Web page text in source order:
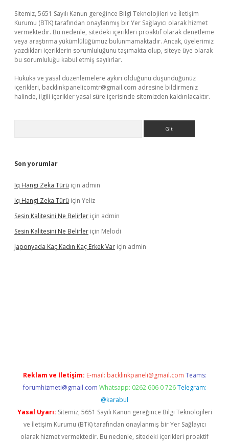
Sitemiz, 5651 Sayılı Kanun gereğince Bilgi Teknolojileri ve İletişim
Kurumu (BTK) tarafından onaylanmış bir Yer Sağlayıcı olarak hizmet
vermektedir. Bu nedenle, sitedeki içerikleri proaktif olarak denetleme
veya araştırma yükümlülüğümüz bulunmamaktadır. Ancak, üyelerimiz
yazdıkları içeriklerin sorumluluğunu taşımakta olup, siteye üye olarak
bu sorumluluğu kabul etmiş sayılırlar.
Hukuka ve yasal düzenlemelere aykırı olduğunu düşündüğünüz
içerikleri, backlinkpanelicomtr@gmail.com adresine bildirmeniz
halinde, ilgili içerikler yasal süre içerisinde sitemizden kaldırılacaktır.
Son yorumlar
Iq Hangi Zeka Türü için admin
Iq Hangi Zeka Türü için Yeliz
Sesin Kalitesini Ne Belirler için admin
Sesin Kalitesini Ne Belirler için Melodi
Japonyada Kaç Kadın Kaç Erkek Var için admin
Reklam ve İletişim: E-mail: backlinkpaneli@gmail.com Teams:
forumhizmeti@gmail.com Whatsapp: 0262 606 0 726 Telegram:
@karabul
Yasal Uyarı: Sitemiz, 5651 Sayılı Kanun gereğince Bilgi Teknolojileri
ve İletişim Kurumu (BTK) tarafından onaylanmış bir Yer Sağlayıcı
olarak hizmet vermektedir. Bu nedenle, sitedeki içerikleri proaktif